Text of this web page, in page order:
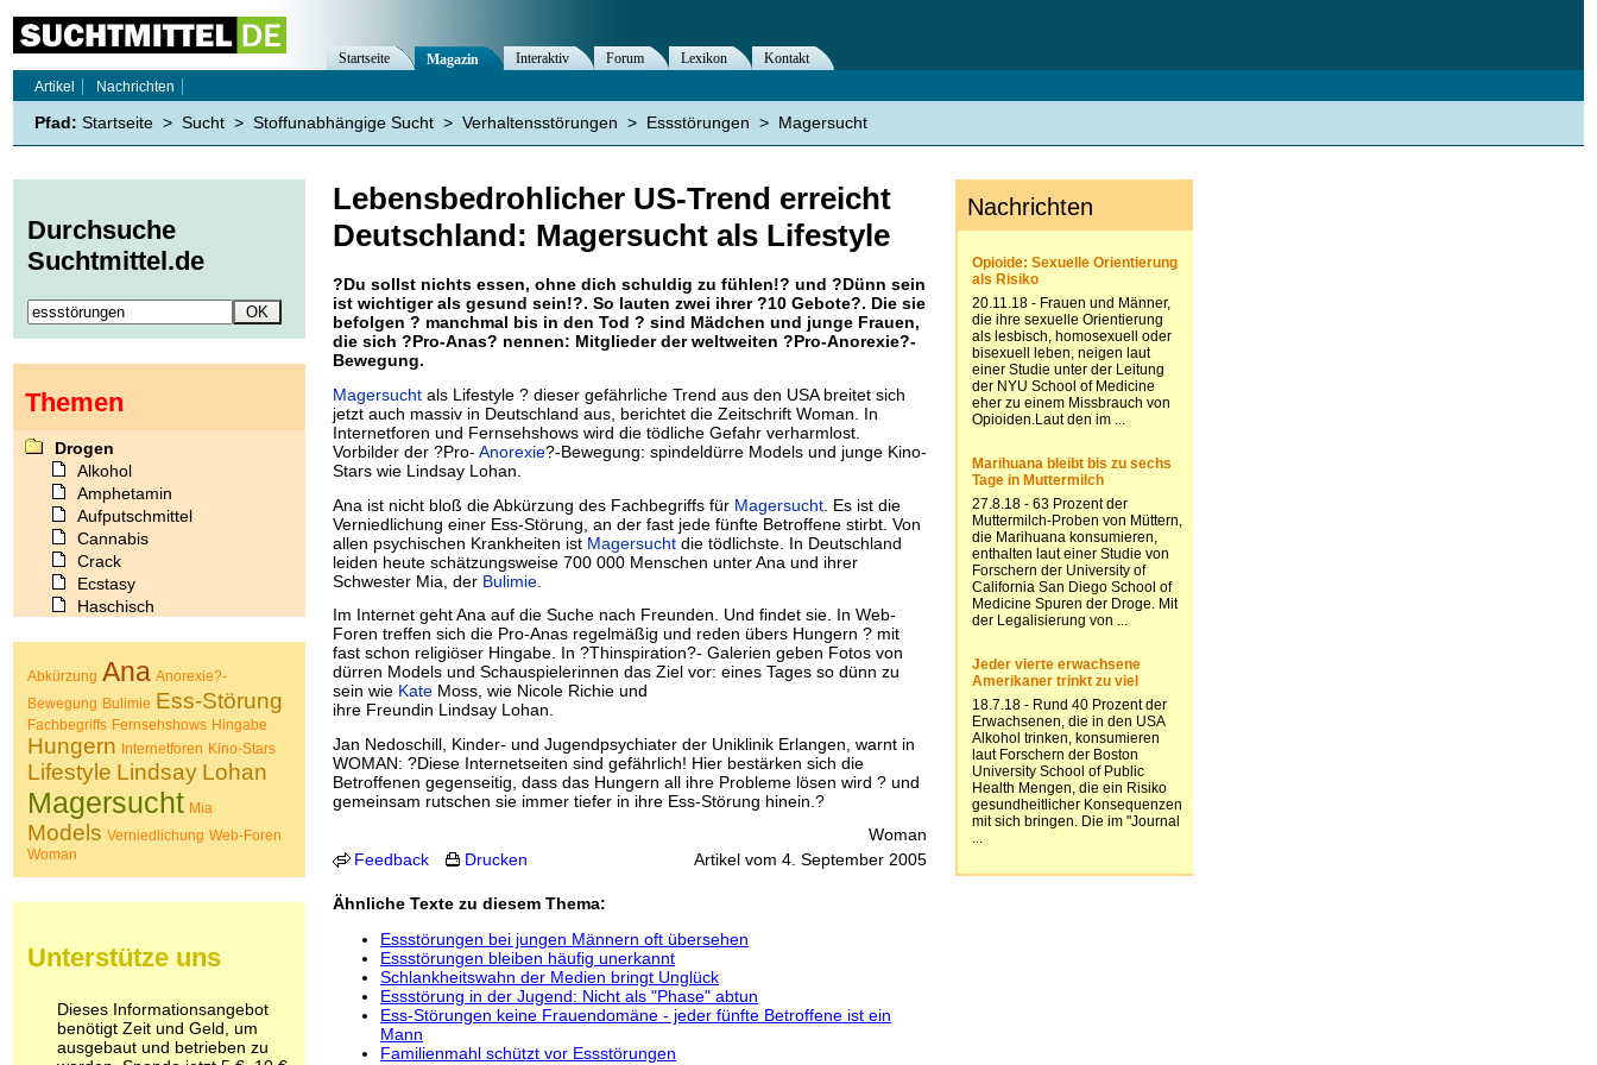
Lebensbedrohlicher US-Trend erreicht
Deutschland: Magersucht als Lifestyle
?Du sollst nichts essen, ohne dich schuldig zu fühlen!? und ?Dünn sein
ist wichtiger als gesund sein!?. So lauten zwei ihrer ?10 Gebote?. Die sie
befolgen ? manchmal bis in den Tod ? sind Mädchen und junge Frauen,
die sich ?Pro-Anas? nennen: Mitglieder der weltweiten ?Pro-Anorexie?-
Bewegung.
Magersucht als Lifestyle ? dieser gefährliche Trend aus den USA breitet sich
jetzt auch massiv in Deutschland aus, berichtet die Zeitschrift Woman. In
Internetforen und Fernsehshows wird die tödliche Gefahr verharmlost.
Vorbilder der ?Pro- Anorexie?-Bewegung: spindeldürre Models und junge Kino-
Stars wie Lindsay Lohan.
Ana ist nicht bloß die Abkürzung des Fachbegriffs für Magersucht . Es ist die
Verniedlichung einer Ess-Störung, an der fast jede fünfte Betroffene stirbt. Von
allen psychischen Krankheiten ist Magersucht die tödlichste. In Deutschland
leiden heute schätzungsweise 700 000 Menschen unter Ana und ihrer
Schwester Mia, der Bulimie
Im Internet geht Ana auf die Suche nach Freunden. Und findet sie. In Web-
Foren treffen sich die Pro-Anas regelmäßig und reden übers Hungern ? mit
fast schon religiöser Hingabe. In ?Thinspiration?- Galerien geben Fotos von
dürren Models und Schauspielerinnen das Ziel vor: eines Tages so dünn zu
sein wie Kate Moss, wie Nicole Richie und
ihre Freundin Lindsay Lohan.
Jan Nedoschill, Kinder- und Jugendpsychiater der Uniklinik Erlangen, warnt in
WOMAN: ?Diese Internetseiten sind gefährlich! Hier bestärken sich die
Betroffenen gegenseitig, dass das Hungern all ihre Probleme lösen wird ? und
gemeinsam rutschen sie immer tiefer in ihre Ess-Störung hinein.?
Woman
Artikel vom 4. September 2005
Feedback Drucken
Ähnliche Texte zu diesem Thema:
Essstörungen bei jungen Männern oft übersehen
Essstörungen bleiben häufig unerkannt
Schlankheitswahn der Medien bringt Unglück
Essstörung in der Jugend: Nicht als "Phase" abtun
Ess-Störungen keine Frauendomäne - jeder fünfte Betroffene ist ein
Mann
Familienmahl schützt vor Essstörungen
Startseite Magazin Interaktiv Forum Lexikon
Kontakt
Artikel
Nachrichten
Pfad: Startseite > Sucht > Stoffunabhängige Sucht > Verhaltensstörungen > Essstörungen > Magersucht
Durchsuche
Suchtmittel.de
Themen
Drogen
Alkohol
Amphetamin
Aufputschmittel
Cannabis
Crack
Ecstasy
Haschisch
Koffein
Kokain
Lachgas
LSD
Marihuana
Medikamente
Meskalin
Metamphetamin
Morphin
Muskatnuss
Opium
Pilze
Psychopharmaka
Schlafmittel
Schmerzmittel
Abkürzung Ana Anorexie?-
Bewegung Bulimie Ess-Störung
Fachbegriffs Fernsehshows Hingabe
Hungern Internetforen Kino-Stars
Lifestyle Lindsay Lohan
Magersucht Mia
Models Verniedlichung Web-Foren
Woman
Unterstütze uns
Dieses Informationsangebot
benötigt Zeit und Geld, um
ausgebaut und betrieben zu